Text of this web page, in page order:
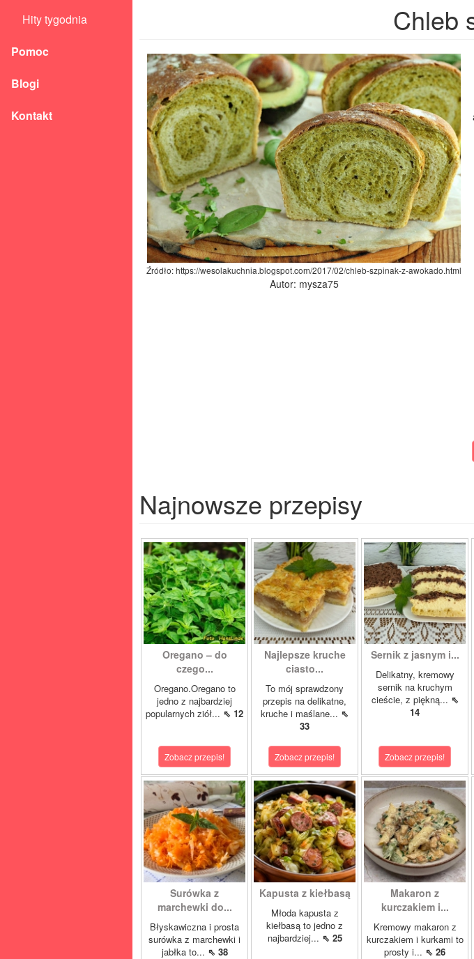
Hity tygodnia
Pomoc
Blogi
Kontakt
Chleb
Źródło: https://wesolakuchnia.blogspot.com/2017/02/chleb-szpinak-z-awokado.html
Autor: mysza75
Najnowsze przepisy
Oregano – do
czego...
Oregano.Oregano to
jedno z najbardziej
popularnych ziół... ⇖ 12
Zobacz przepis!
Najlepsze kruche
ciasto...
To mój sprawdzony
przepis na delikatne,
kruche i maślane... ⇖
33
Zobacz przepis!
Sernik z jasnym i...
Delikatny, kremowy
sernik na kruchym
cieście, z piękną... ⇖
14
Zobacz przepis!
Surówka z
marchewki do...
Błyskawiczna i prosta
surówka z marchewki i
jabłka to... ⇖ 38
Kapusta z kiełbasą
Młoda kapusta z
kiełbasą to jedno z
najbardziej... ⇖ 25
Makaron z
kurczakiem i...
Kremowy makaron z
kurczakiem i kurkami to
prosty i... ⇖ 26